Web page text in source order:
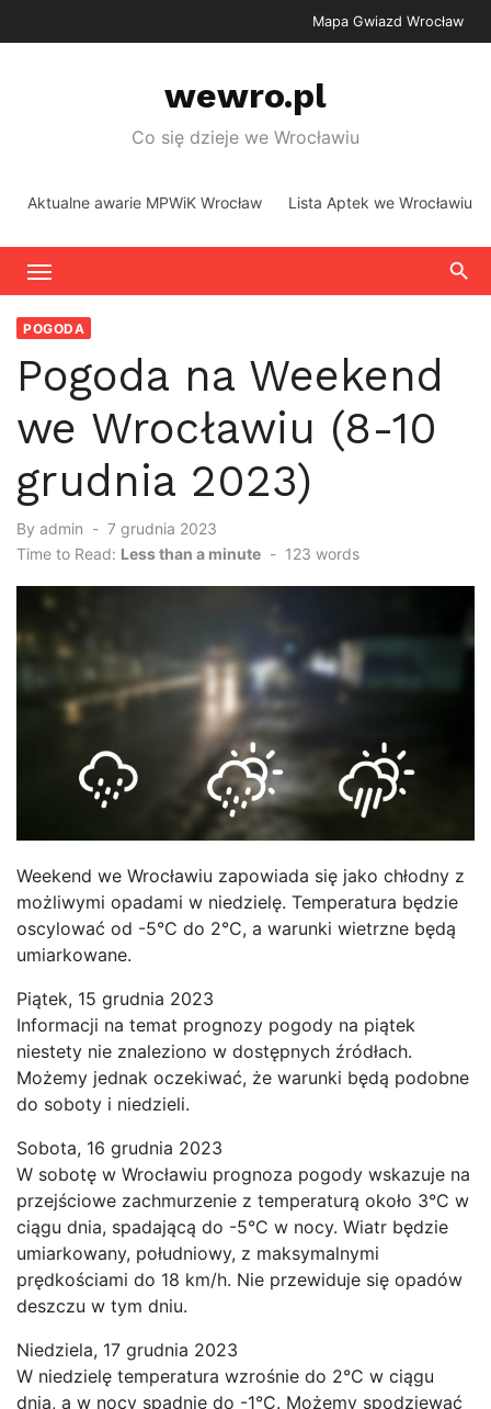
to
Mapa Gwiazd Wrocław
wewro.pl
Co się dzieje we Wrocławiu
Aktualne awarie MPWiK Wrocław Lista Aptek we Wrocławiu
POGODA
Pogoda na Weekend
we Wrocławiu (8-10
grudnia 2023)
By admin
Posted
on
7 grudnia 2023
Time to Read: Less than a minute - 123 words
Weekend we Wrocławiu zapowiada się jako chłodny z
możliwymi opadami w niedzielę. Temperatura będzie
oscylować od -5°C do 2°C, a warunki wietrzne będą
umiarkowane.
Piątek, 15 grudnia 2023
Informacji na temat prognozy pogody na piątek
niestety nie znaleziono w dostępnych źródłach.
Możemy jednak oczekiwać, że warunki będą podobne
do soboty i niedzieli.
Sobota, 16 grudnia 2023
W sobotę w Wrocławiu prognoza pogody wskazuje na
przejściowe zachmurzenie z temperaturą około 3°C w
ciągu dnia, spadającą do -5°C w nocy. Wiatr będzie
umiarkowany, południowy, z maksymalnymi
prędkościami do 18 km/h. Nie przewiduje się opadów
deszczu w tym dniu.
Niedziela, 17 grudnia 2023
W niedzielę temperatura wzrośnie do 2°C w ciągu
dnia, a w nocy spadnie do -1°C. Możemy spodziewać